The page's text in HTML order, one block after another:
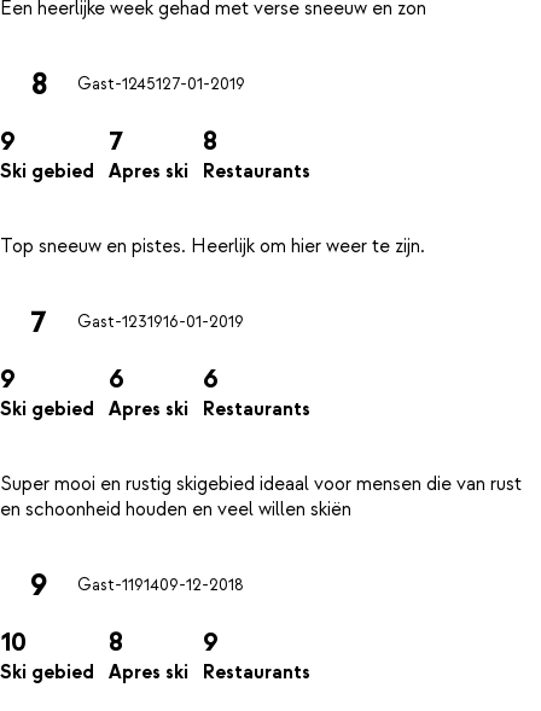
8 Gast-1245127-01-2019
9
Ski gebied
7
Apres ski
8
Restaurants
7 Gast-1231916-01-2019
9
Ski gebied
6
Apres ski
6
Restaurants
Super mooi en rustig skigebied ideaal voor mensen die van rust
9 Gast-1191409-12-2018
10
Ski gebied
8
Apres ski
9
Restaurants